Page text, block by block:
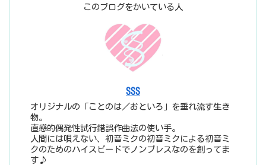
このブログをかいている人
SSS
オリジナルの「ことのは／おといろ」を垂れ流す生き
物。
直感的偶発性試行錯誤作曲法の使い手。
人間には唄えない、初音ミクの初音ミクによる初音ミ
クのためのハイスピードでノンブレスなのを創ってま
す♪